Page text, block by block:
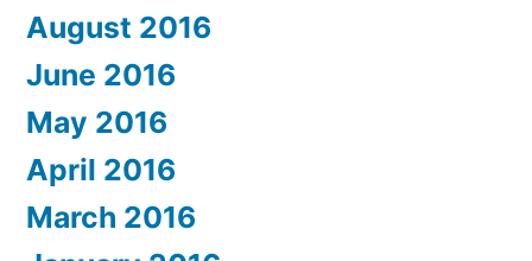
August 2016
June 2016
May 2016
April 2016
March 2016